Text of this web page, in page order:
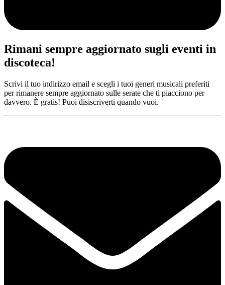
Rimani sempre aggiornato sugli eventi in
discoteca!
Scrivi il tuo indirizzo email e scegli i tuoi generi musicali preferiti
per rimanere sempre aggiornato sulle serate che ti piacciono per
davvero. È gratis! Puoi disiscriverti quando vuoi.